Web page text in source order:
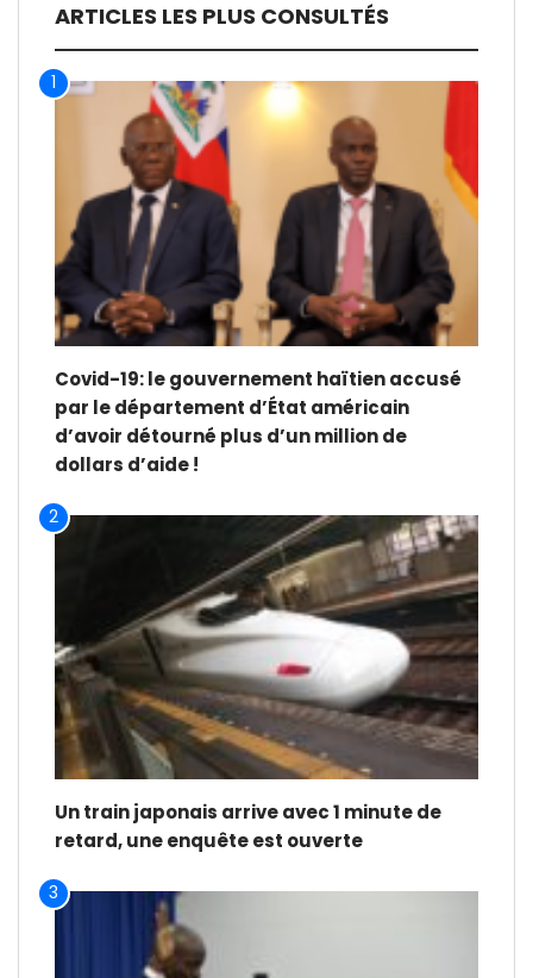
ARTICLES LES PLUS CONSULTÉS
1
Covid-19: le gouvernement haïtien accusé
par le département d’État américain
d’avoir détourné plus d’un million de
dollars d’aide !
2
Un train japonais arrive avec 1 minute de
retard, une enquête est ouverte
3